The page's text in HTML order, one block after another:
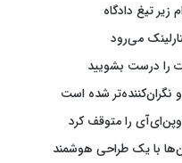
را درست بشویید
و نگران‌کننده‌تر شده است
را متوقف کرد